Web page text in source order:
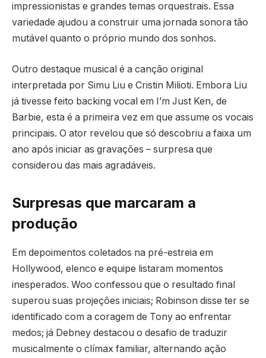
impressionistas e grandes temas orquestrais. Essa
variedade ajudou a construir uma jornada sonora tão
mutável quanto o próprio mundo dos sonhos.
Outro destaque musical é a canção original
interpretada por Simu Liu e Cristin Milioti. Embora Liu
já tivesse feito backing vocal em I’m Just Ken, de
Barbie, esta é a primeira vez em que assume os vocais
principais. O ator revelou que só descobriu a faixa um
ano após iniciar as gravações – surpresa que
considerou das mais agradáveis.
Surpresas que marcaram a
produção
Em depoimentos coletados na pré-estreia em
Hollywood, elenco e equipe listaram momentos
inesperados. Woo confessou que o resultado final
superou suas projeções iniciais; Robinson disse ter se
identificado com a coragem de Tony ao enfrentar
medos; já Debney destacou o desafio de traduzir
musicalmente o clímax familiar, alternando ação